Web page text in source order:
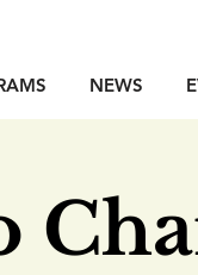
NEWS